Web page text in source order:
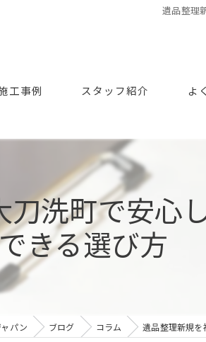
遺品整理
工事例 スタッフ紹介 よ
洗町で安心
きる選び方
パン ブログ コラム 遺品整理新規